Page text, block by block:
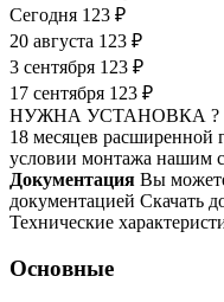
Сегодня 123 ₽
20 августа 123 ₽
3 сентября 123 ₽
17 сентября 123 ₽
НУЖНА УСТАНОВКА ?
18 месяцев расширенной
условии монтажа нашим
Документация Вы
документацией Скачать
Технические
Основные